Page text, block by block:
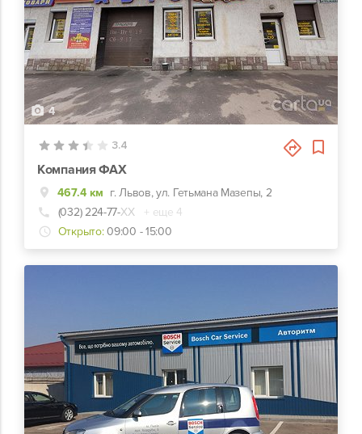
4
3.4
Компания ФАХ
467.4 км г. Львов, ул. Гетьмана Мазепы, 2
(032) 224-77-ХХ
+ еще 4
Открыто: 09:00 - 15:00